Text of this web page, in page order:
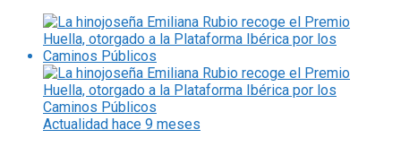
Actualidad hace 9 meses